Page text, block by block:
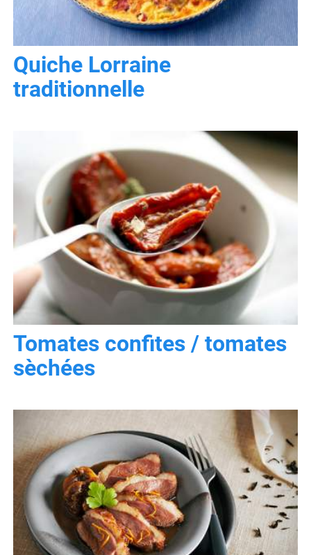
Quiche Lorraine
traditionnelle
Tomates confites / tomates
sèchées